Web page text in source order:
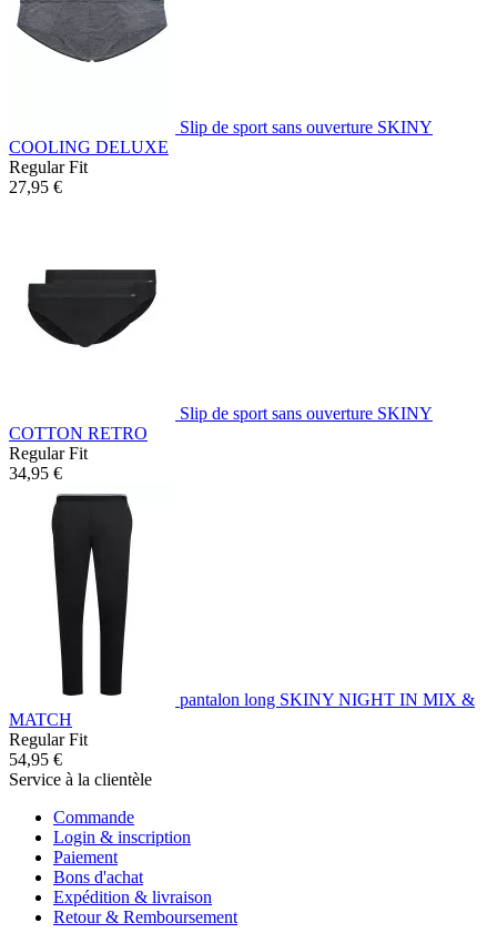
Slip de sport sans ouverture SKINY
COOLING DELUXE
Regular Fit
27,95 €
Slip de sport sans ouverture SKINY
COTTON RETRO
Regular Fit
34,95 €
pantalon long SKINY NIGHT IN MIX &
MATCH
Regular Fit
54,95 €
Service à la clientèle
Commande
Login & inscription
Paiement
Bons d'achat
Expédition & livraison
Retour & Remboursement